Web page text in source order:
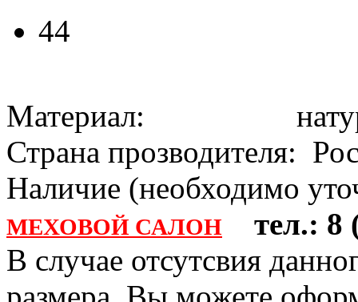
44
Материал:
Страна прозводителя:
Наличие (необходимо
МЕХОВОЙ САЛОН
тел.: 8
В случае отсутсвия